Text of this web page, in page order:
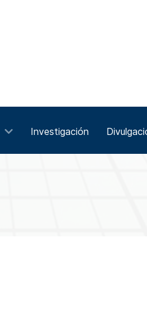
Investigación